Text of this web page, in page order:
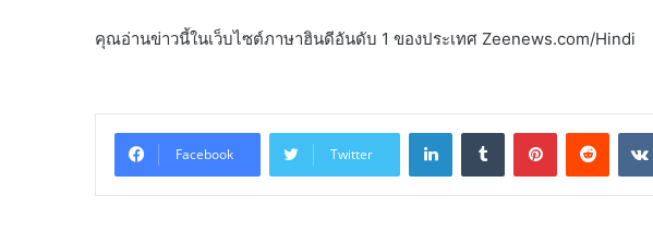
คุณอ่านข่าวนี้ในเว็บไซต์ภาษาฮินดีอันดับ 1 ของประเทศ Zeenews.com/Hindi
Facebook Twitter
LinkedInTumblr PinterestReddit